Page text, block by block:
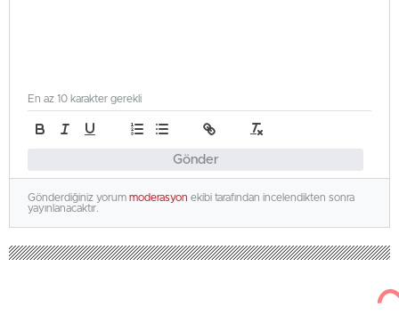
Gönder
En az 10 karakter gerekli
Gönderdiğiniz yorum moderasyon ekibi tarafından incelendikten sonra
yayınlanacaktır.